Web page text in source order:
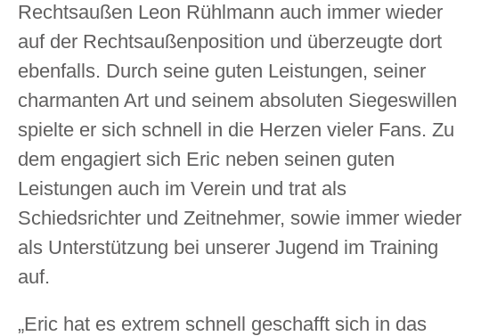
Rechtsaußen Leon Rühlmann auch immer wieder
auf der Rechtsaußenposition und überzeugte dort
ebenfalls. Durch seine guten Leistungen, seiner
charmanten Art und seinem absoluten Siegeswillen
spielte er sich schnell in die Herzen vieler Fans. Zu
dem engagiert sich Eric neben seinen guten
Leistungen auch im Verein und trat als
Schiedsrichter und Zeitnehmer, sowie immer wieder
als Unterstützung bei unserer Jugend im Training
auf.
„Eric hat es extrem schnell geschafft sich in das